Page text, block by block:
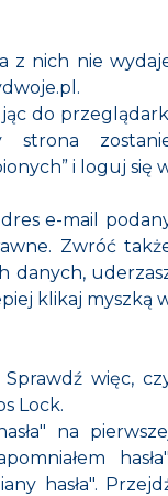
z nich nie
.
do
strona
i loguj się
e-mail
Zwróć
danych,
klikaj myszką
więc,
Lock.
na
hasła".